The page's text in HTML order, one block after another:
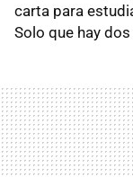
carta para
Solo que hay